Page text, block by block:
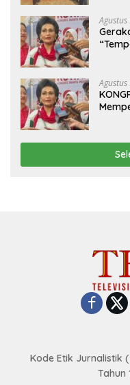
Kode Etik Jurnalistik
Tahun